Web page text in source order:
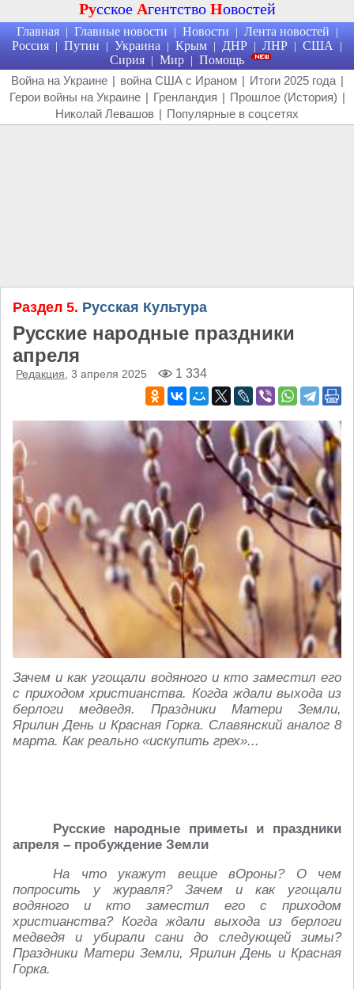
Русское Агентство Новостей
Главная | Главные новости | Новости | Лента новостей |
Россия | Путин | Украина | Крым | ДНР | ЛНР | США |
Сирия | Мир | Помощь
Война на Украине | война США с Ираном | Итоги 2025 года |
Герои войны на Украине | Гренландия | Прошлое (История) |
Николай Левашов | Популярные в соцсетях
Раздел 5. Русская Культура
Русские народные праздники
апреля
Редакция , 3 апреля 2025 1 334
Зачем и как угощали водяного и кто заместил его
с приходом христианства. Когда ждали выхода из
берлоги медведя. Праздники Матери Земли,
Ярилин День и Красная Горка. Славянский аналог 8
марта. Как реально «искупить грех»...
Русские народные приметы и праздники
апреля – пробуждение Земли
На что укажут вещие вОроны? О чем
попросить у журавля? Зачем и как угощали
водяного и кто заместил его с приходом
христианства? Когда ждали выхода из берлоги
медведя и убирали сани до следующей зимы?
Праздники Матери Земли, Ярилин День и Красная
Горка.